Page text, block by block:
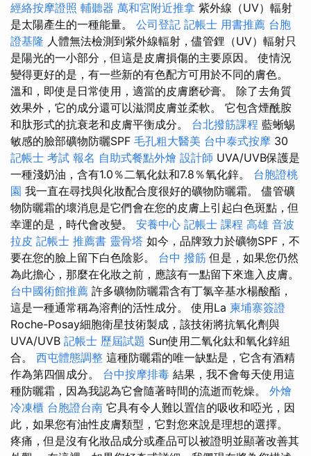
經絡按摩證照 輔聽器 萬和宮附近推拿 紫外線（UV）輻射
是太陽產生的一種能量。 公司登記 記帳士 用書推薦 台胞
證基隆 人體無法檢測到紫外線輻射，儘管鋰（UV）輻射只
是陽光的一小部分，但這是皮膚損傷的主要原因。 使情況
變得更好的是，有一些新的有色配方可用於不同的膚色。
溫和，即使是日常使用，適當的皮膚磨砂膏。 除了去角質
效果外，它的成分還可以滋潤皮膚並柔軟。 它包含煙酰胺
和肽形式的抗衰老和皮膚平衡成分。 台北撥筋課程 藍蜥蜴
敏感的臉部礦物防曬SPF 毛孔粗大醫美 台中泰式按摩 30
記帳士 考試 報名 自助式餐點外燴 設計師 UVA/UVB保護是
一種淺奶油，含有1.0％二氧化鈦和7.8％氧化鋅。 台胞證桃
園 我一直在尋找與化妝配合度很好的礦物防曬霜。 儘管礦
物防曬霜的壞消息是它們會在您的皮膚上引起白色斑點，但
幸運的是，時代會改變。 安養中心 記帳士 課程 高雄 音波
拉皮 記帳士 推薦書 靈骨塔 如今，品牌致力於礦物SPF，不
要在您的臉上留下白色陰影。 台中 撥筋 但是，如果您仍然
為此擔心，那麼在化妝之前，應該有一點留下來進入皮膚。
台中國術館推薦 許多礦物防曬霜含有丁氯辛基水楊酸酯，
這是一種通常稱為溶劑的活性成分。 使用La 柬埔寨簽證
Roche-Posay細胞衛星技術製成，該技術將抗氧化劑與
UVA/UVB 記帳士 歷屆試題 Sun使用二氧化鈦和氧化鋅組
合。 西屯體態調整 這種防曬霜的唯一缺點是，它含有酒精
作為第四個成分。 台中按摩排毒 結果，我不會每天使用這
種防曬霜，因為我認為它會隨著時間的流逝而乾燥。 外燴
冷凍櫃 台胞證台南 它具有令人難以置信的吸收和啞光，因
此，如果您有油性皮膚類型，它對您來說是理想的選擇。
疼痛，但是沒有化妝品成分或產品可以被證明並顯著改善其